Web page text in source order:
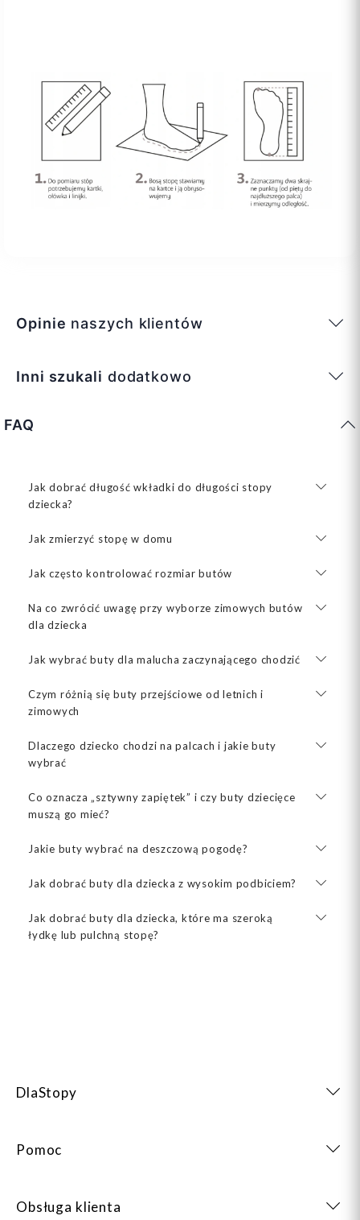
Opinie naszych klientów
Inni szukali dodatkowo
FAQ
Jak dobrać długość wkładki do długości stopy
dziecka?
Jak zmierzyć stopę w domu
Jak często kontrolować rozmiar butów
Na co zwrócić uwagę przy wyborze zimowych butów
dla dziecka
Jak wybrać buty dla malucha zaczynającego chodzić
Czym różnią się buty przejściowe od letnich i
zimowych
Dlaczego dziecko chodzi na palcach i jakie buty
wybrać
Co oznacza „sztywny zapiętek” i czy buty dziecięce
muszą go mieć?
Jakie buty wybrać na deszczową pogodę?
Jak dobrać buty dla dziecka z wysokim podbiciem?
Jak dobrać buty dla dziecka, które ma szeroką
łydkę lub pulchną stopę?
DlaStopy
Pomoc
Obsługa klienta